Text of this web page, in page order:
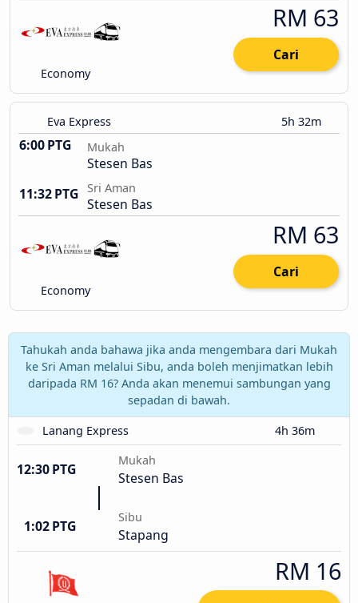
Economy
RM 63
Cari
Eva Express 5h 32m
6:00 PTG Mukah
Stesen Bas
11:32 PTG Sri Aman
Stesen Bas
Economy
RM 63
Cari
Tahukah anda bahawa jika anda mengembara dari Mukah
ke Sri Aman melalui Sibu, anda boleh menjimatkan lebih
daripada RM 16? Anda akan menemui sambungan yang
sepadan di bawah.
Lanang Express
4h 36m
12:30 PTG
Mukah
Stesen Bas
1:02 PTG
Sibu
Stapang
RM 16